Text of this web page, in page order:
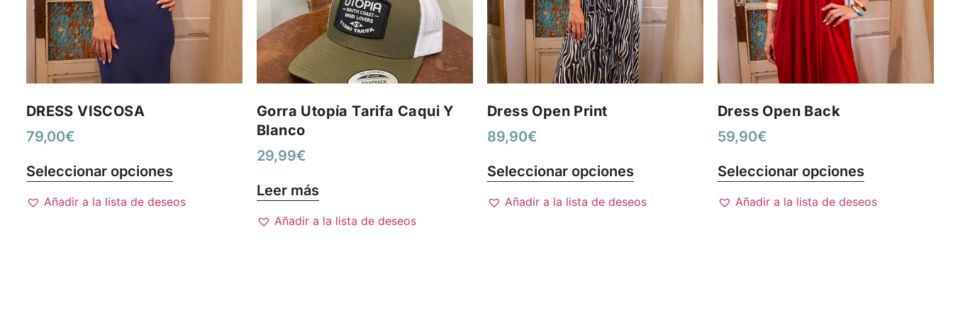
DRESS VISCOSA
79,00€
Seleccionar opciones
Añadir a la lista de deseos
Gorra Utopía Tarifa Caqui Y
Blanco
29,99€
Leer más
Añadir a la lista de deseos
Dress Open Print
89,90€
Seleccionar opciones
Añadir a la lista de deseos
Dress Open Back
59,90€
Seleccionar opciones
Añadir a la lista de deseos